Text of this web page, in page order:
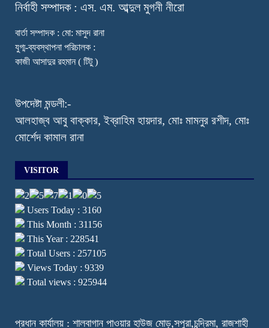
নির্বাহী সম্পাদক : এস. এম. আব্দুল মুগনী নীরো
বার্তা সম্পাদক : মো: মাসুদ রানা
যুগ্ম-ব্যবস্থাপনা পরিচালক :
কাজী আসাদুর রহমান ( টিটু )
উপদেষ্টা মন্ডলী:-
আলহাজ্ব আবু বাক্কার, ইব্রাহিম হায়দার, মোঃ মামনুর রশীদ, মোঃ
মোর্শেদ কামাল রানা
VISITOR
Users Today : 3160
This Month : 31156
This Year : 228541
Total Users : 257105
Views Today : 9339
Total views : 925944
প্রধান কার্যালয় : শালবাগান পাওয়ার হাউজ মোড়,সপুরা,চন্দ্রিমা, রাজশাহী